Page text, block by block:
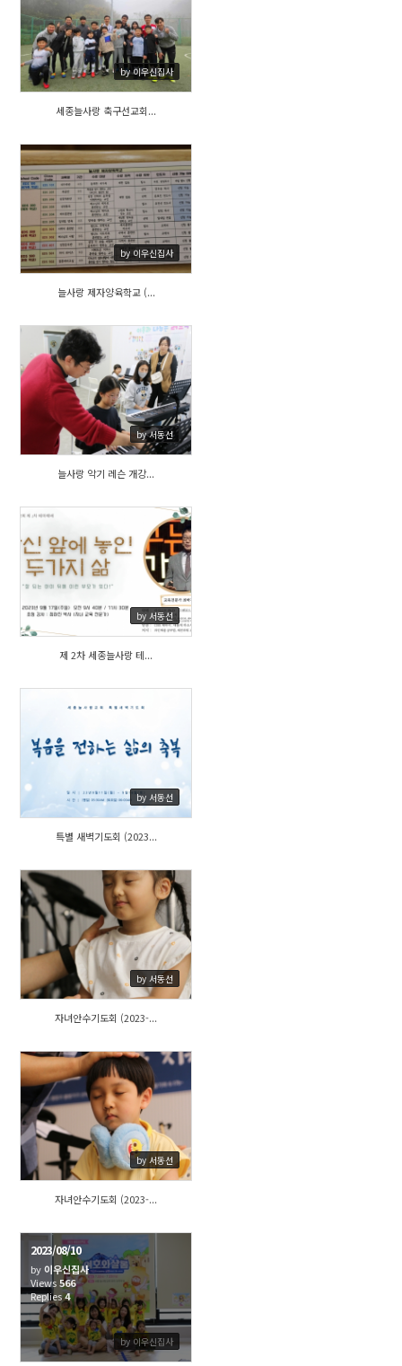
by 이우신집사
432
세종늘사랑 축구선교회...
by 이우신집사
387
늘사랑 제자양육학교 (...
by 서동선
400
늘사랑 악기 레슨 개강...
by 서동선
423
제 2차 세종늘사랑 테...
by 서동선
341
특별 새벽기도회 (2023...
by 서동선
412
자녀안수기도회 (2023-...
by 서동선
425
자녀안수기도회 (2023-...
by 이우신집사
2023/08/10
by이우신집사
Views566
Replies4